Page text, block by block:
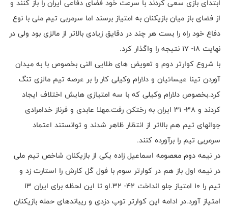
ابتدای بازی سعی کردند با سرعت خود فضای دفاعی ایران را باز کنند و
از فضای باز میان بازیکنان به امتیاز برسند اما سرمربی تیم ملی با نوع
دفاع خود راه را بست هر چند در دقایق زیادی بالاتر از مالزی بود ولی در
نهایت 18- 17 نتیجه را واگذار کرد.
با شروع کوارتر دوم و تعویض های طلایی النی بخصوص با به میدان
آوردن تینا عیسائیان و دلارام وکیلی کار را بر عرصه تیم مالزی تنگ
کرد.بخصوص دلارام وکیلی که با سه امتیازی هایش اختلاف ایجاد
کردند و 38- 31 ایران به رختکن رفت.مهلا عابدی و فرناز خدامرادی
جوانهای تیم هم بالاتر از انتظار ظاهر شدند و توانستند اعتماد
سرمربی تیم را برآورده کنند.
در نیمه دوم معصومه اسماعیل زاده یکی از بازیکنان شاخص تیم ملی
در نیمه اول باز هم در کوارتر سوم با فول گل کارش را استارت زد و
تیم را 10 امتیاز جلو انداخت 42- 32.او تا این لحظه برای ایران 13
امتیاز آورد.در ادامه این کوارتر توپ دزدی و ریباندهای حمله بازیکنان